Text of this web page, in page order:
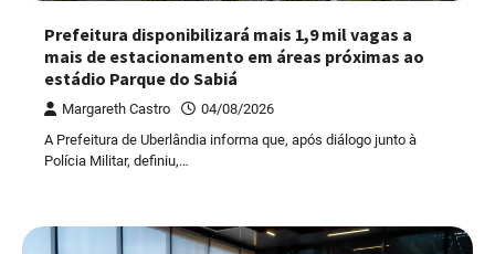
Prefeitura disponibilizará mais 1,9 mil vagas a
mais de estacionamento em áreas próximas ao
estádio Parque do Sabiá
Margareth Castro
04/08/2026
A Prefeitura de Uberlândia informa que, após diálogo junto à
Polícia Militar, definiu,…